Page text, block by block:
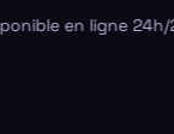
en ligne 24h/24